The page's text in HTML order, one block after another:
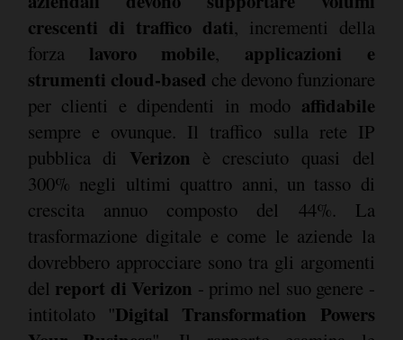
crescenti di traffico dati, incrementi della
forza lavoro mobile, applicazioni e
strumenti cloud-based che devono funzionare
per clienti e dipendenti in modo affidabile
sempre e ovunque. Il traffico sulla rete IP
pubblica di Verizon è cresciuto quasi del
300% negli ultimi quattro anni, un tasso di
crescita annuo composto del 44%. La
trasformazione digitale e come le aziende la
dovrebbero approcciare sono tra gli argomenti
del report di Verizon - primo nel suo genere -
intitolato "Digital Transformation Powers